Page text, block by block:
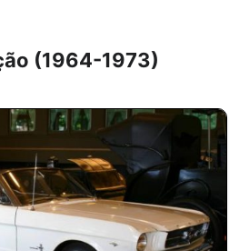
(1964-1973)